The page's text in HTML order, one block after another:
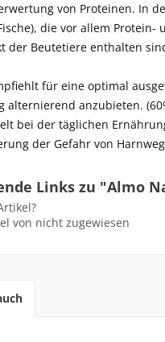
von Proteinen. In
die vor allem
der Beutetiere enthalten
für eine optimal
alternierend anzubieten.
bei der täglichen
der Gefahr von
Links zu "Almo
von nicht zugewiesen